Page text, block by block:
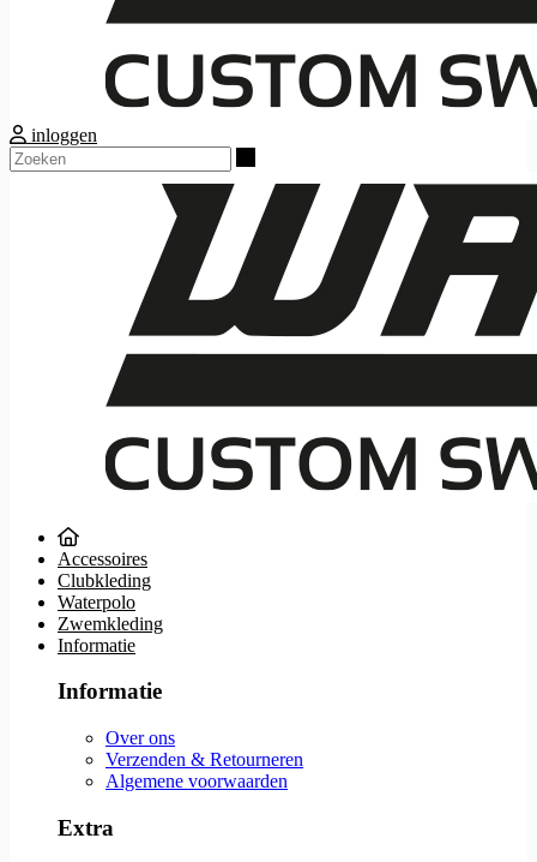
inloggen
Accessoires
Clubkleding
Waterpolo
Zwemkleding
Informatie
Informatie
Over ons
Verzenden & Retourneren
Algemene voorwaarden
Extra